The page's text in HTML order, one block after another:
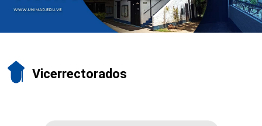
Vicerrectorados